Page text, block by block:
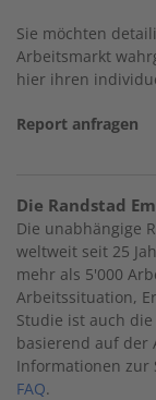
Sie möchten
Arbeitsmarkt
hier ihren
Report anfragen
Die Randstad
Die unabhängige
weltweit seit 25
mehr als 5'000
Arbeitssituation,
Studie ist auch
basierend auf der
Informationen zur
FAQ.